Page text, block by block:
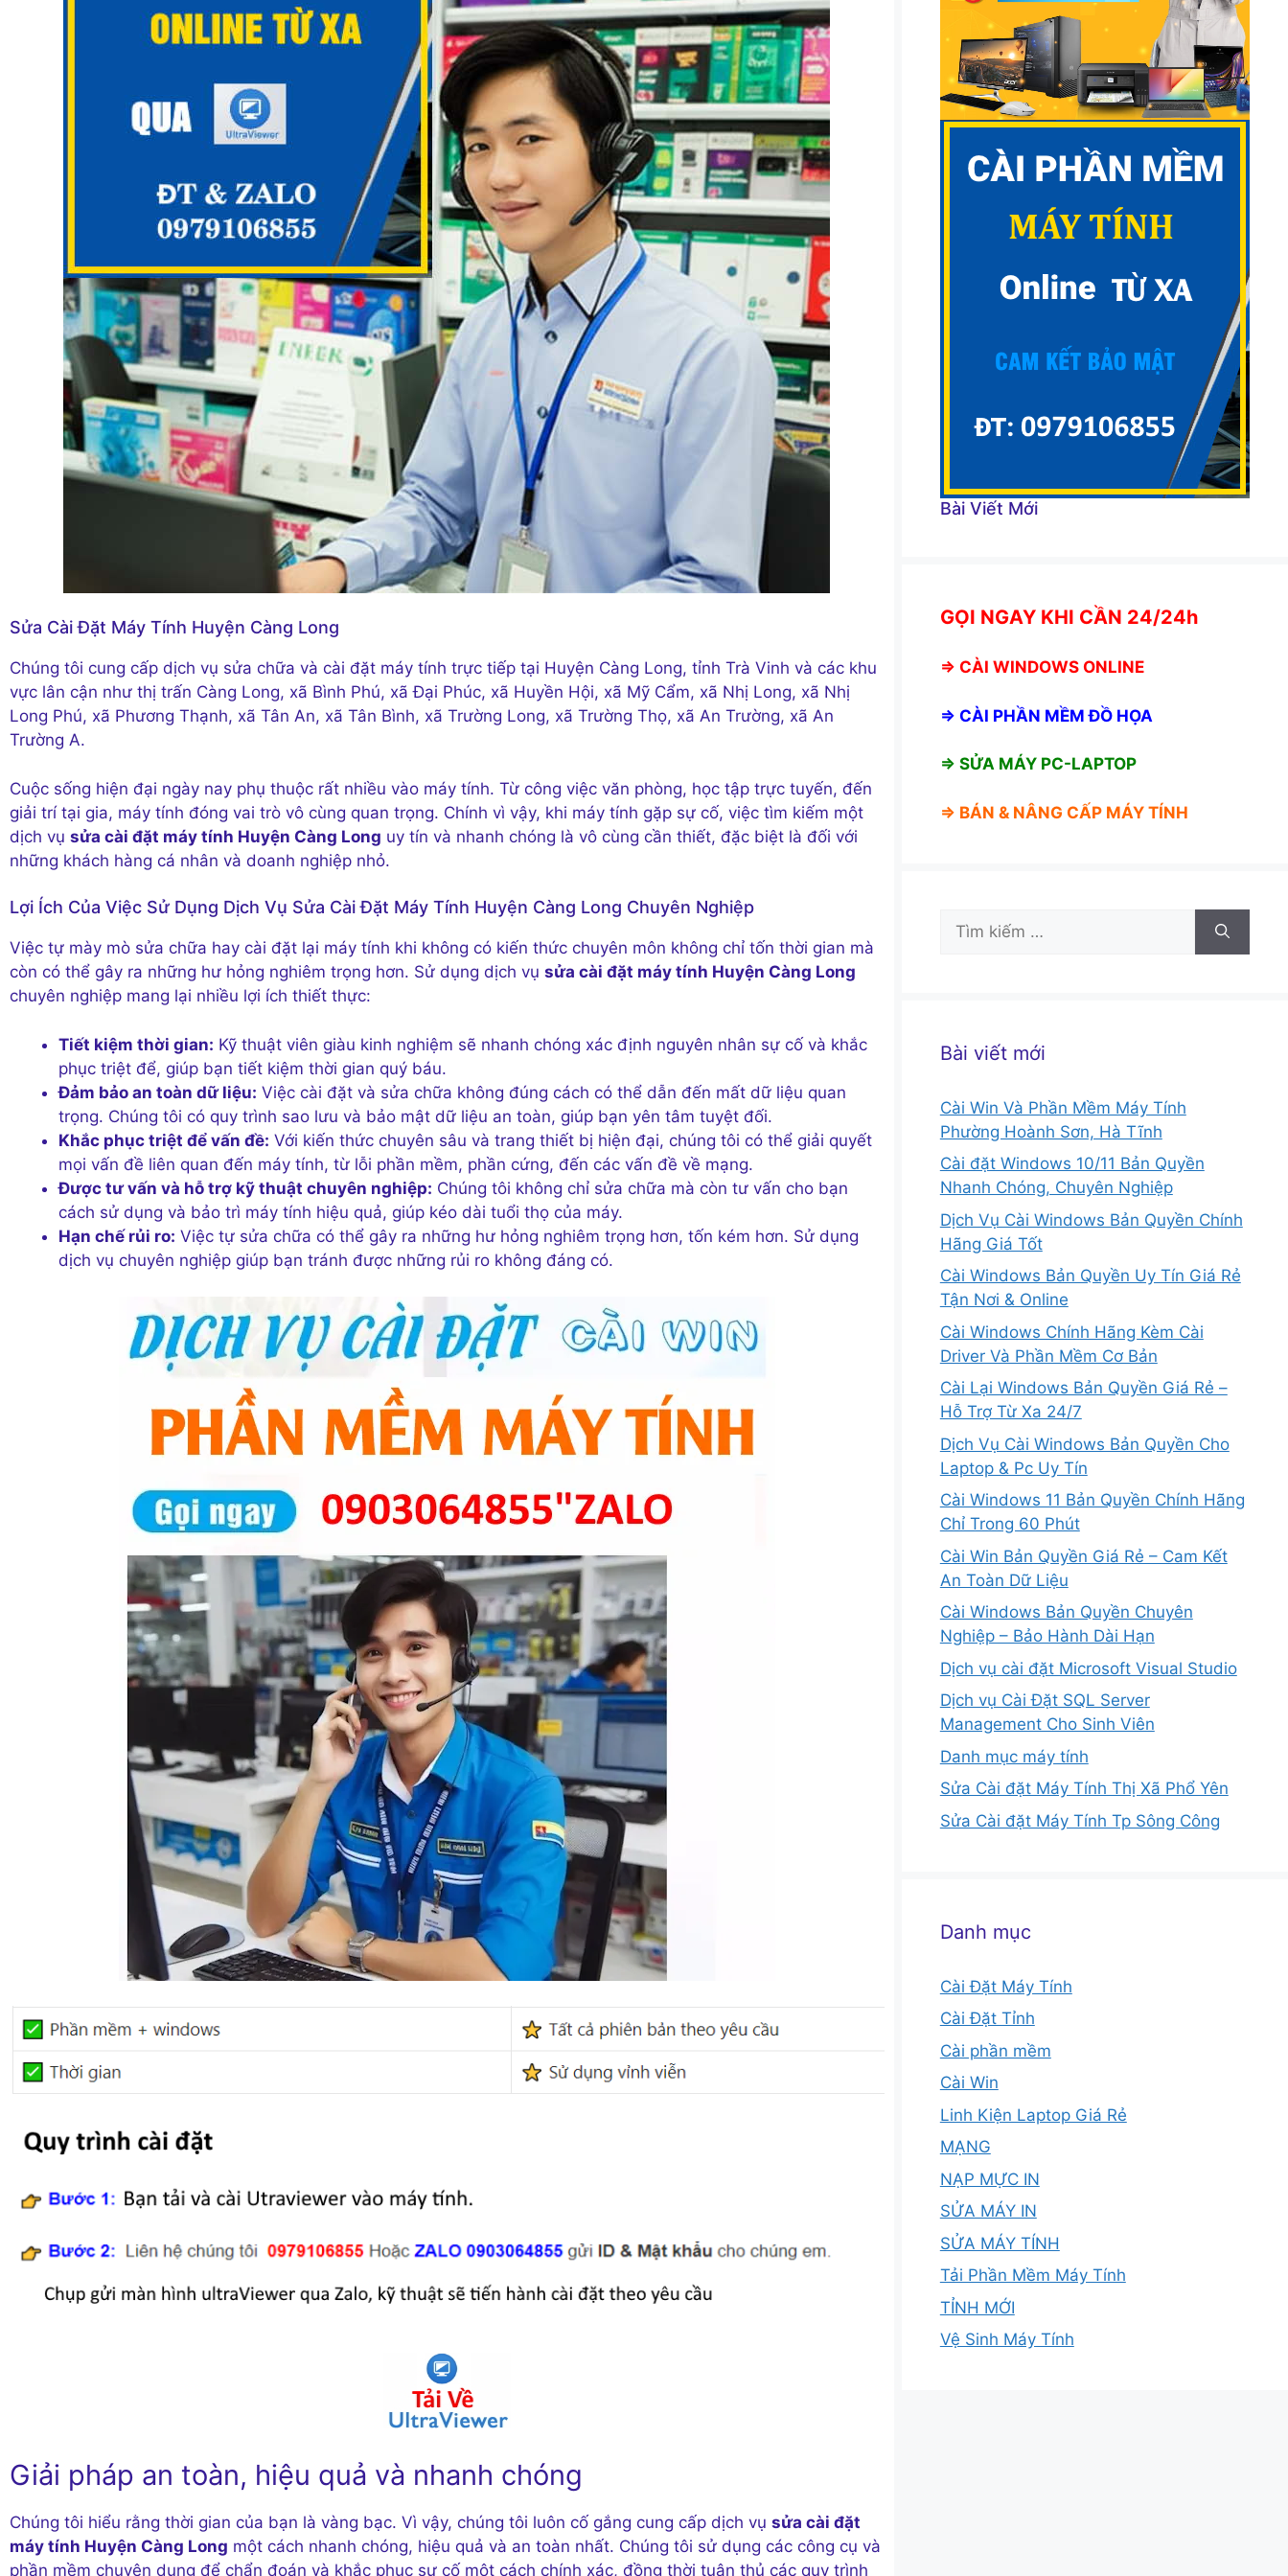
Sửa Cài Đặt Máy Tính Huyện Càng Long
Chúng tôi cung cấp dịch vụ sửa chữa và cài đặt máy tính trực tiếp tại Huyện Càng Long, tỉnh Trà Vinh và các khu
vực lân cận như thị trấn Càng Long, xã Bình Phú, xã Đại Phúc, xã Huyền Hội, xã Mỹ Cẩm, xã Nhị Long, xã Nhị
Long Phú, xã Phương Thạnh, xã Tân An, xã Tân Bình, xã Trường Long, xã Trường Thọ, xã An Trường, xã An
Trường A.
Cuộc sống hiện đại ngày nay phụ thuộc rất nhiều vào máy tính. Từ công việc văn phòng, học tập trực tuyến, đến
giải trí tại gia, máy tính đóng vai trò vô cùng quan trọng. Chính vì vậy, khi máy tính gặp sự cố, việc tìm kiếm một
dịch vụ sửa cài đặt máy tính Huyện Càng Long uy tín và nhanh chóng là vô cùng cần thiết, đặc biệt là đối với
những khách hàng cá nhân và doanh nghiệp nhỏ.
Lợi Ích Của Việc Sử Dụng Dịch Vụ Sửa Cài Đặt Máy Tính Huyện Càng Long Chuyên Nghiệp
Việc tự mày mò sửa chữa hay cài đặt lại máy tính khi không có kiến thức chuyên môn không chỉ tốn thời gian mà
còn có thể gây ra những hư hỏng nghiêm trọng hơn. Sử dụng dịch vụ sửa cài đặt máy tính Huyện Càng Long
chuyên nghiệp mang lại nhiều lợi ích thiết thực:
Tiết kiệm thời gian: Kỹ thuật viên giàu kinh nghiệm sẽ nhanh chóng xác định nguyên nhân sự cố và khắc
phục triệt để, giúp bạn tiết kiệm thời gian quý báu.
Đảm bảo an toàn dữ liệu: Việc cài đặt và sửa chữa không đúng cách có thể dẫn đến mất dữ liệu quan
trọng. Chúng tôi có quy trình sao lưu và bảo mật dữ liệu an toàn, giúp bạn yên tâm tuyệt đối.
Khắc phục triệt để vấn đề: Với kiến thức chuyên sâu và trang thiết bị hiện đại, chúng tôi có thể giải quyết
mọi vấn đề liên quan đến máy tính, từ lỗi phần mềm, phần cứng, đến các vấn đề về mạng.
Được tư vấn và hỗ trợ kỹ thuật chuyên nghiệp: Chúng tôi không chỉ sửa chữa mà còn tư vấn cho bạn
cách sử dụng và bảo trì máy tính hiệu quả, giúp kéo dài tuổi thọ của máy.
Hạn chế rủi ro: Việc tự sửa chữa có thể gây ra những hư hỏng nghiêm trọng hơn, tốn kém hơn. Sử dụng
dịch vụ chuyên nghiệp giúp bạn tránh được những rủi ro không đáng có.
Giải pháp an toàn, hiệu quả và nhanh chóng
Chúng tôi hiểu rằng thời gian của bạn là vàng bạc. Vì vậy, chúng tôi luôn cố gắng cung cấp dịch vụ sửa cài đặt
máy tính Huyện Càng Long một cách nhanh chóng, hiệu quả và an toàn nhất. Chúng tôi sử dụng các công cụ và
phần mềm chuyên dụng để chẩn đoán và khắc phục sự cố một cách chính xác, đồng thời tuân thủ các quy trình
Bài Viết Mới
GỌI NGAY KHI CẦN 24/24h
⇒ CÀI WINDOWS ONLINE
⇒ CÀI PHẦN MỀM ĐỒ HỌA
⇒ SỬA MÁY PC-LAPTOP
⇒ BÁN & NÂNG CẤP MÁY TÍNH
Tìm
kiếm
Bài viết mới
Cài Win Và Phần Mềm Máy Tính
Phường Hoành Sơn, Hà Tĩnh
Cài đặt Windows 10/11 Bản Quyền
Nhanh Chóng, Chuyên Nghiệp
Dịch Vụ Cài Windows Bản Quyền Chính
Hãng Giá Tốt
Cài Windows Bản Quyền Uy Tín Giá Rẻ
Tận Nơi & Online
Cài Windows Chính Hãng Kèm Cài
Driver Và Phần Mềm Cơ Bản
Cài Lại Windows Bản Quyền Giá Rẻ –
Hỗ Trợ Từ Xa 24/7
Dịch Vụ Cài Windows Bản Quyền Cho
Laptop & Pc Uy Tín
Cài Windows 11 Bản Quyền Chính Hãng
Chỉ Trong 60 Phút
Cài Win Bản Quyền Giá Rẻ – Cam Kết
An Toàn Dữ Liệu
Cài Windows Bản Quyền Chuyên
Nghiệp – Bảo Hành Dài Hạn
Dịch vụ cài đặt Microsoft Visual Studio
Dịch vụ Cài Đặt SQL Server
Management Cho Sinh Viên
Danh mục máy tính
Sửa Cài đặt Máy Tính Thị Xã Phổ Yên
Sửa Cài đặt Máy Tính Tp Sông Công
Danh mục
Cài Đặt Máy Tính
Cài Đặt Tỉnh
Cài phần mềm
Cài Win
Linh Kiện Laptop Giá Rẻ
MẠNG
NẠP MỰC IN
SỬA MÁY IN
SỬA MÁY TÍNH
Tải Phần Mềm Máy Tính
TỈNH MỚI
Vệ Sinh Máy Tính